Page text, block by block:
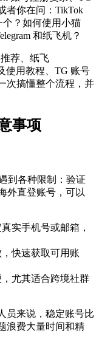
者你在问：TikTok
？如何使用小猫
和纸飞机？
荐、纸飞
使用教程、TG 账号
次搞懂整个流程，并
事项
到各种限制：验证
外直登账号，可以
实手机号或邮箱，
快速获取可用账
尤其适合跨境社群
员来说，稳定账号比
浪费大量时间和精